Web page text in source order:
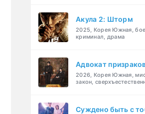
Акула 2: Шторм
2025, Корея Южная,
криминал, драма
Адвокат
2026, Корея Южная,
закон,
Суждено быть с